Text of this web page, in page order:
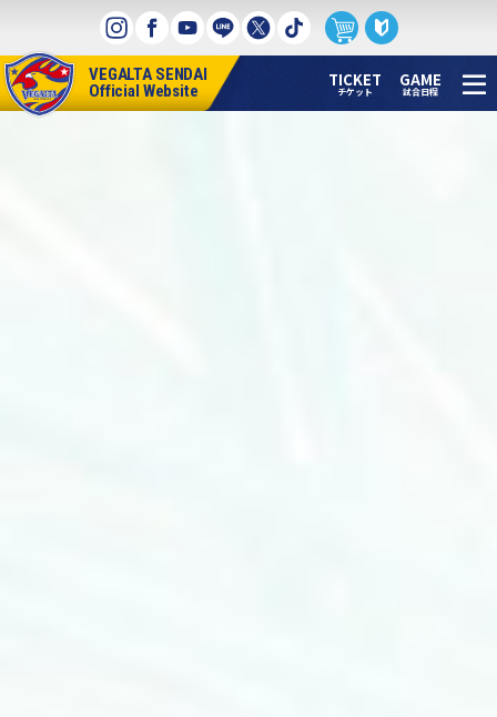
へ
ス
キ
VEGALTA SENDAI
Official Website
TICKET
チケット
GAME
試合日程